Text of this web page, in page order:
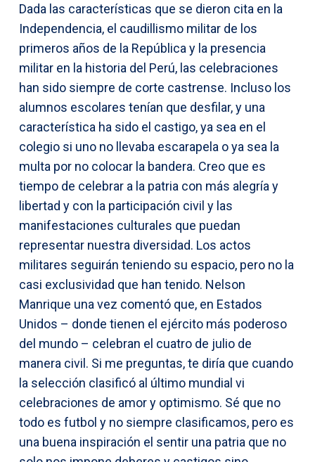
Dada las características que se dieron cita en la
Independencia, el caudillismo militar de los
primeros años de la República y la presencia
militar en la historia del Perú, las celebraciones
han sido siempre de corte castrense. Incluso los
alumnos escolares tenían que desfilar, y una
característica ha sido el castigo, ya sea en el
colegio si uno no llevaba escarapela o ya sea la
multa por no colocar la bandera. Creo que es
tiempo de celebrar a la patria con más alegría y
libertad y con la participación civil y las
manifestaciones culturales que puedan
representar nuestra diversidad. Los actos
militares seguirán teniendo su espacio, pero no la
casi exclusividad que han tenido. Nelson
Manrique una vez comentó que, en Estados
Unidos – donde tienen el ejército más poderoso
del mundo – celebran el cuatro de julio de
manera civil. Si me preguntas, te diría que cuando
la selección clasificó al último mundial vi
celebraciones de amor y optimismo. Sé que no
todo es futbol y no siempre clasificamos, pero es
una buena inspiración el sentir una patria que no